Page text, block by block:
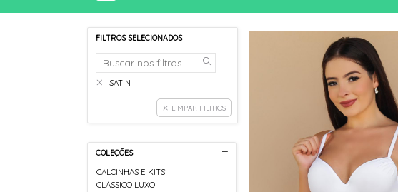
FILTROS SELECIONADOS
SATIN
LIMPAR FILTROS
COLEÇÕES
CALCINHAS E KITS
CLÁSSICO LUXO